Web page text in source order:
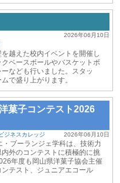
2026年06月10日
越えた校内イベントを開催し
ベースボールやバスケットボ
なども行いました。スタッ
で盛り上がります。
菓⼦コンテスト2026
2026年06月10日
ネスカレッジ
・ブーランジェ学科は、技術⼒
外のコンテストに積極的に挑
年度も岡⼭県洋菓⼦協会主催
テスト、ジュニアエコール